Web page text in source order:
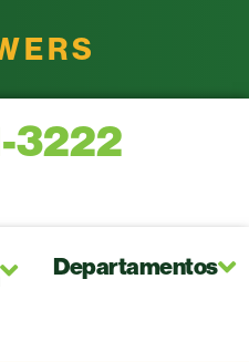
3222
Departamentos